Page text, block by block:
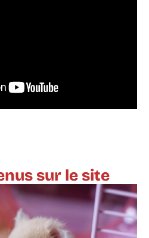
sur le site